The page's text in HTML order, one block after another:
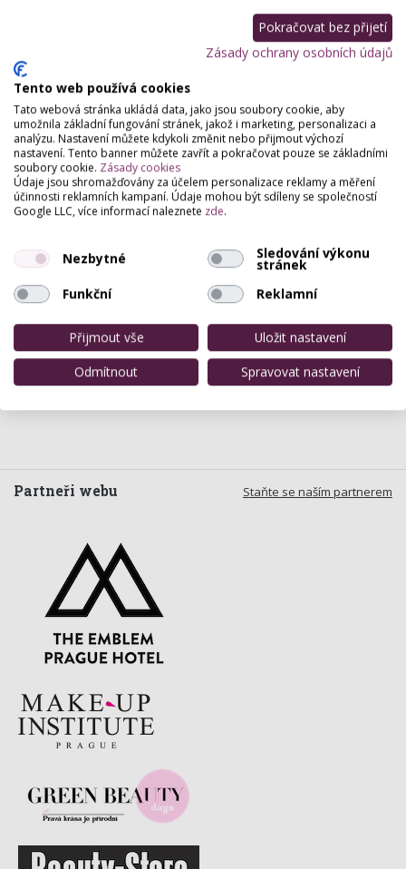
Staňte se naším partnerem
Partneři webu
Pokračovat bez přijetí
Zásady ochrany osobních údajů
Tento web používá cookies
Tato webová stránka ukládá data, jako jsou soubory cookie, aby
umožnila základní fungování stránek, jakož i marketing, personalizaci a
analýzu. Nastavení můžete kdykoli změnit nebo přijmout výchozí
nastavení. Tento banner můžete zavřít a pokračovat pouze se základními
soubory cookie. Zásady cookies
Údaje jsou shromažďovány za účelem personalizace reklamy a měření
účinnosti reklamních kampaní. Údaje mohou být sdíleny se společností
Google LLC, více informací naleznete zde.
Nezbytné Sledování výkonu
stránek
Funkční
Reklamní
Přijmout vše
Uložit nastavení
Odmítnout
Spravovat nastavení